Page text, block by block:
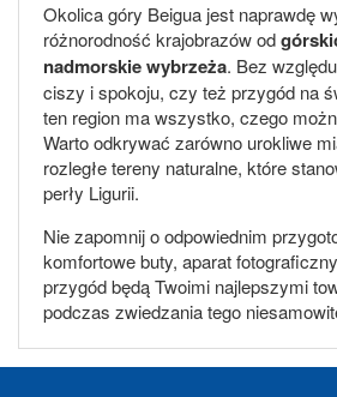
Okolica góry Beigua jest naprawdę
różnorodność krajobrazów od
nadmorskie wybrzeża. Bez
ciszy i spokoju, czy też przygód na
ten region ma wszystko, czego
Warto odkrywać zarówno urokliwe
rozległe tereny naturalne, które
perły Ligurii.
Nie zapomnij o odpowiednim
komfortowe buty, aparat
przygód będą Twoimi najlepszymi
podczas zwiedzania tego